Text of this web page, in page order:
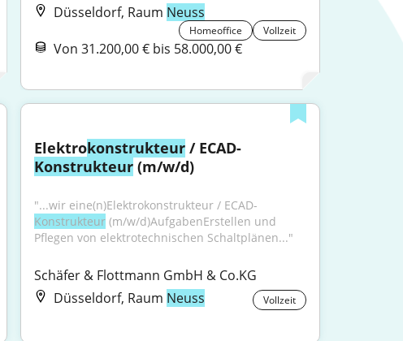
Düsseldorf, Raum Neuss
Homeoffice Vollzeit
Von 31.200,00 € bis 58.000,00 €
Elektrokonstrukteur / ECAD-
Konstrukteur (m/w/d)
"...wir eine(n)Elektrokonstrukteur / ECAD-
Konstrukteur (m/w/d)AufgabenErstellen und
Pflegen von elektrotechnischen Schaltplänen..."
Schäfer & Flottmann GmbH & Co.KG
Düsseldorf, Raum Neuss Vollzeit